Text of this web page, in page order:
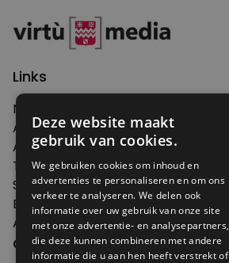
Links
Nieuws
Artikelen
Agenda
Thema's
Shop
Edities
Abonneren
Over Genoeg
Deze website maakt
gebruik van cookies.
We gebruiken cookies om inhoud en
advertenties te personaliseren en om ons
verkeer te analyseren. We delen ook
informatie over uw gebruik van onze site
met onze advertentie- en analysepartners,
die deze kunnen combineren met andere
informatie die u aan hen heeft verstrekt of